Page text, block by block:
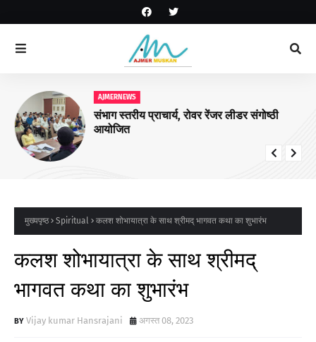
AJMERNEWS
संभाग स्तरीय प्राचार्य, रोवर रेंजर लीडर संगोष्ठी
आयोजित
मुख्यपृष्ठ Spiritual कलश शोभायात्रा के साथ श्रीमद् भागवत कथा का शुभारंभ
कलश शोभायात्रा के साथ श्रीमद्
भागवत कथा का शुभारंभ
Vijay kumar Hansrajani अगस्त 08, 2023